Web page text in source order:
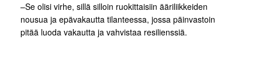
–Se olisi virhe, sillä silloin ruokittaisiin ääriliikkeiden
nousua ja epävakautta tilanteessa, jossa päinvastoin
pitää luoda vakautta ja vahvistaa resilienssiä.